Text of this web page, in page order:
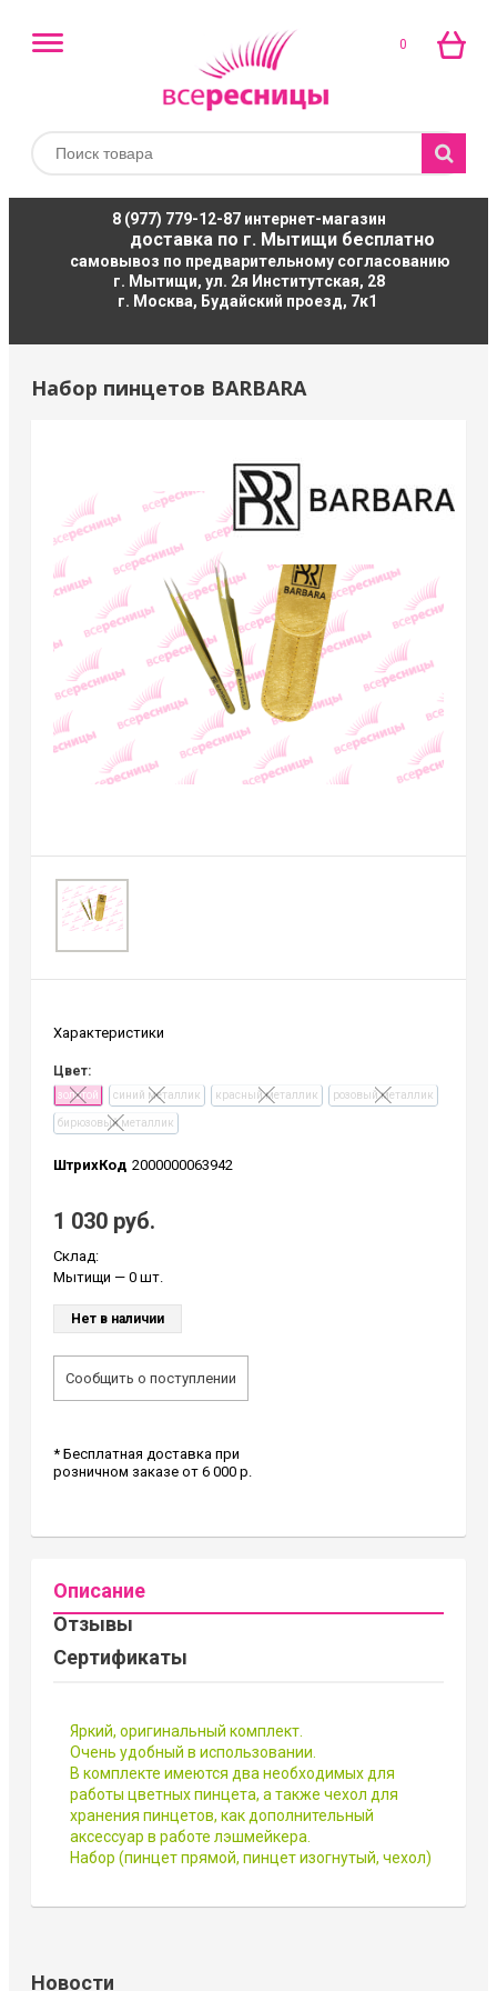
0
8 (977) 779-12-87интернет-магазин
доставка по г. Мытищи бесплатно
самовывоз по предварительному согласованию
г. Мытищи, ул. 2я Институтская, 28
г. Москва, Будайский проезд, 7к1
Набор пинцетов BARBARA
Характеристики
Цвет:
золотой синий металлик красный металлик розовый металлик
бирюзовый металлик
ШтрихКод 2000000063942
1 030 руб.
Склад:
Мытищи — 0 шт.
Нет в наличии
Сообщить о поступлении
* Бесплатная доставка при
розничном заказе от 6 000 р.
Описание
Отзывы
Сертификаты
Яркий, оригинальный комплект.
Очень удобный в использовании.
В комплекте имеются два необходимых для
работы цветных пинцета, а также чехол для
хранения пинцетов, как дополнительный
аксессуар в работе лэшмейкера.
Набор (пинцет прямой, пинцет изогнутый, чехол)
Новости